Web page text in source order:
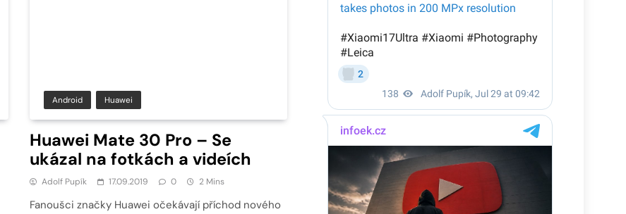
Android Huawei
Huawei Mate 30 Pro – Se
ukázal na fotkách a videích
Adolf Pupík 17.09.2019 0 2 Mins
Fanoušci značky Huawei očekávají příchod nového